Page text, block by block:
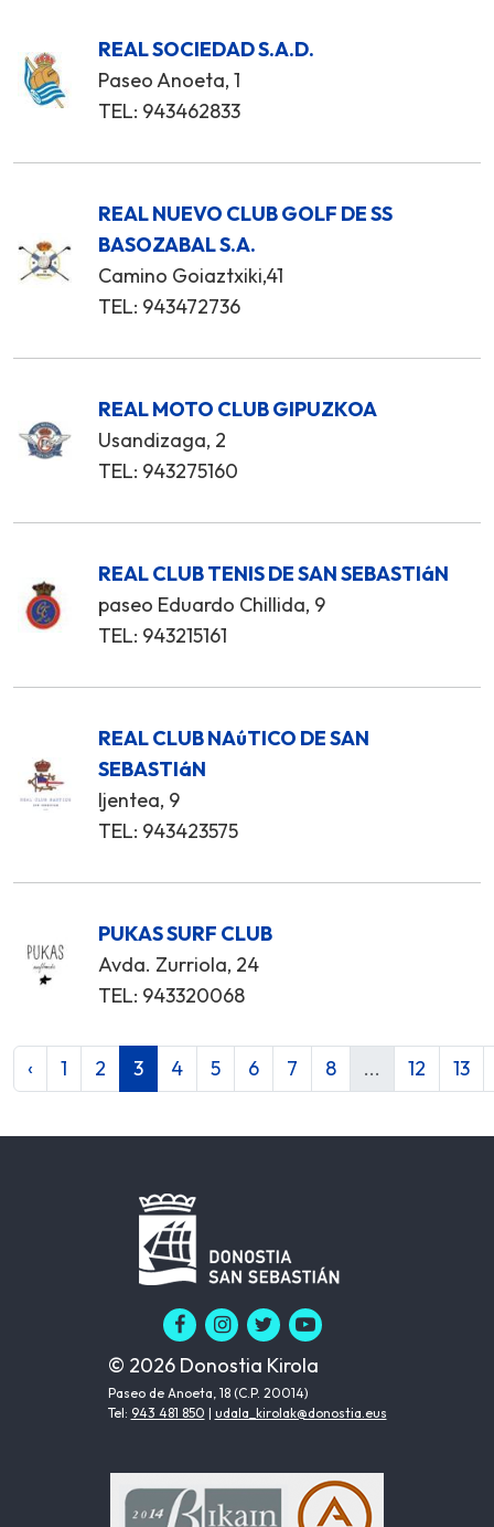
REAL SOCIEDAD S.A.D.
Paseo Anoeta, 1
TEL: 943462833
REAL NUEVO CLUB GOLF DE SS
BASOZABAL S.A.
Camino Goiaztxiki,41
TEL: 943472736
REAL MOTO CLUB GIPUZKOA
Usandizaga, 2
TEL: 943275160
REAL CLUB TENIS DE SAN SEBASTIáN
paseo Eduardo Chillida, 9
TEL: 943215161
REAL CLUB NAúTICO DE SAN
SEBASTIáN
Ijentea, 9
TEL: 943423575
PUKAS SURF CLUB
Avda. Zurriola, 24
TEL: 943320068
‹ 1 2 3 4 5 6 7 8 ... 12 13
© 2026 Donostia Kirola
Paseo de Anoeta, 18 (C.P. 20014)
Tel: 943 481 850 | udala_kirolak@donostia.eus